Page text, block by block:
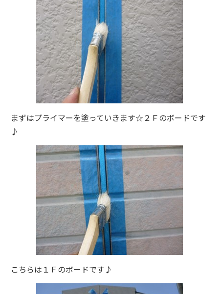
まずはプライマーを塗っていきます☆２Ｆのボードです
♪
こちらは１Ｆのボードです♪